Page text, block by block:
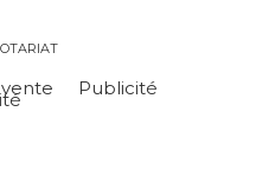
Publicité